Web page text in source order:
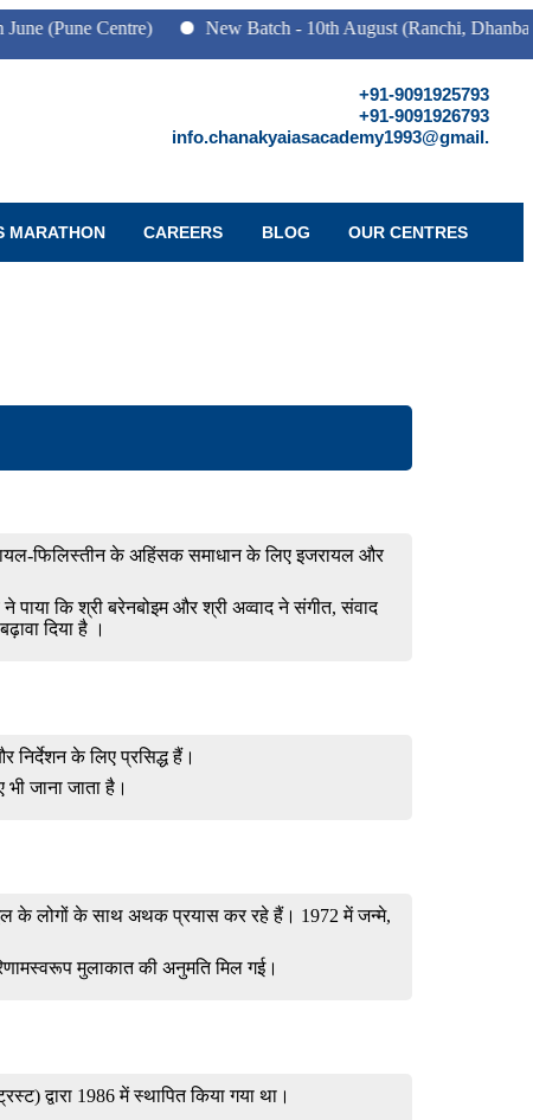
Centre) New Batch - 10th August (Ranchi, Dhanbad &
+91-9091925793
+91-9091926793
info.chanakyaiasacademy1993@gmail.
MARATHON CAREERS BLOG OUR CENTRES
फिलिस्तीन के अहिंसक समाधान के लिए इजरायल और
पाया कि श्री बरेनबोइम और श्री अव्वाद ने संगीत, संवाद
दिया है ।
निर्देशन के लिए प्रसिद्ध हैं।
जाना जाता है।
के लोगों के साथ अथक प्रयास कर रहे हैं। 1972 में जन्मे,
मुलाकात की अनुमति मिल गई।
द्वारा 1986 में स्थापित किया गया था।